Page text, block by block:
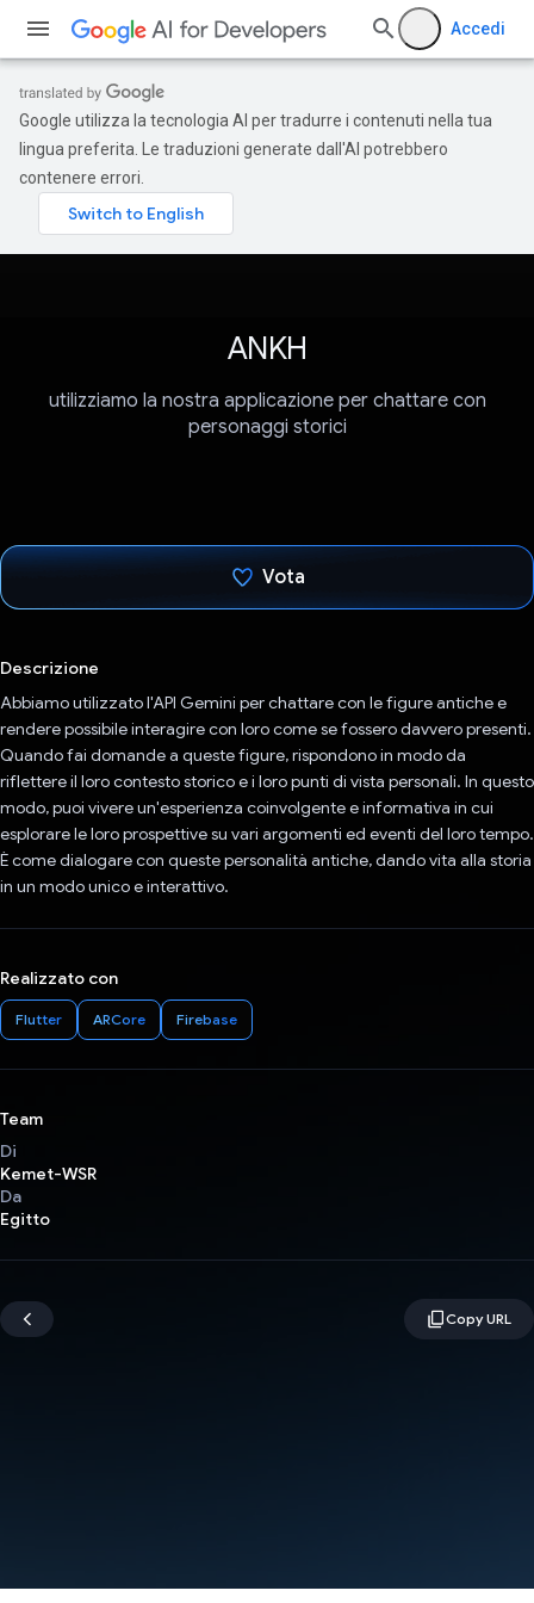
Accedi
Google utilizza la tecnologia AI per tradurre i contenuti nella tua
lingua preferita. Le traduzioni generate dall'AI potrebbero
contenere errori.
ANKH
utilizziamo la nostra applicazione per chattare con
personaggi storici
Vota
Descrizione
Abbiamo utilizzato l'API Gemini per chattare con le figure antiche e
rendere possibile interagire con loro come se fossero davvero presenti.
Quando fai domande a queste figure, rispondono in modo da
riflettere il loro contesto storico e i loro punti di vista personali. In questo
modo, puoi vivere un'esperienza coinvolgente e informativa in cui
esplorare le loro prospettive su vari argomenti ed eventi del loro tempo.
È come dialogare con queste personalità antiche, dando vita alla storia
in un modo unico e interattivo.
Realizzato con
Flutter ARCore Firebase
Team
Di
Kemet-WSR
Da
Egitto